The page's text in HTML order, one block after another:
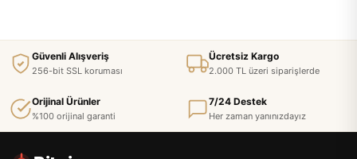
Güvenli Alışveriş
256-bit SSL koruması
Ücretsiz Kargo
2.000 TL üzeri siparişlerde
Orijinal Ürünler
%100 orijinal garanti
7/24 Destek
Her zaman yanınızdayız